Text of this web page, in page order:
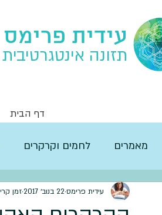
עידית פרימס
תזונה אינטגרטיבית
דף הבית
מאמרים לחמים וקרקרים
עידית פרימס22 בנוב׳ 2017 זמן קריאה